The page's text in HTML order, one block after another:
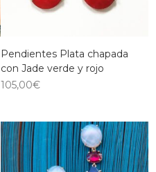
Pendientes Plata chapada
con Jade verde y rojo
105,00€